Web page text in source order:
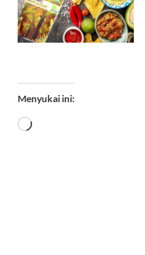
Menyukai ini:
Memuat...